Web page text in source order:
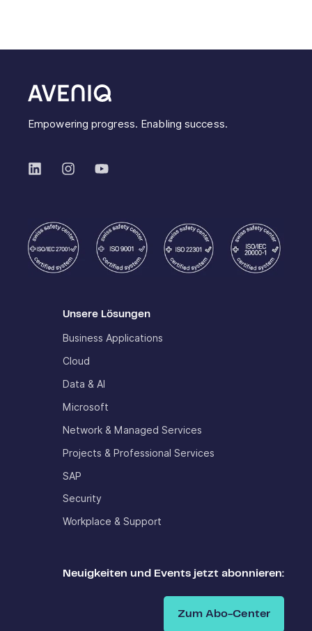
Empowering progress. Enabling success.
Unsere Lösungen
Business Applications
Cloud
Data & AI
Microsoft
Network & Managed Services
Projects & Professional Services
SAP
Security
Workplace & Support
Neuigkeiten und Events jetzt abonnieren:
Zum Abo-Center